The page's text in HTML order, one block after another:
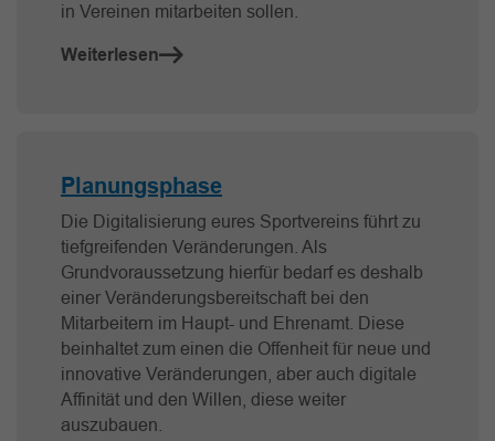
in Vereinen mitarbeiten sollen.
Weiterlesen
Planungsphase
Die Digitalisierung eures Sportvereins führt zu
tiefgreifenden Veränderungen. Als
Grundvoraussetzung hierfür bedarf es deshalb
einer Veränderungsbereitschaft bei den
Mitarbeitern im Haupt- und Ehrenamt. Diese
beinhaltet zum einen die Offenheit für neue und
innovative Veränderungen, aber auch digitale
Affinität und den Willen, diese weiter
auszubauen.